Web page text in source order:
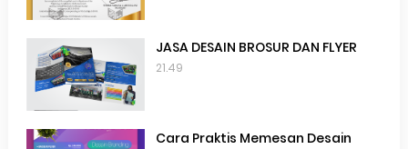
JASA DESAIN BROSUR DAN FLYER
21.49
Cara Praktis Memesan Desain